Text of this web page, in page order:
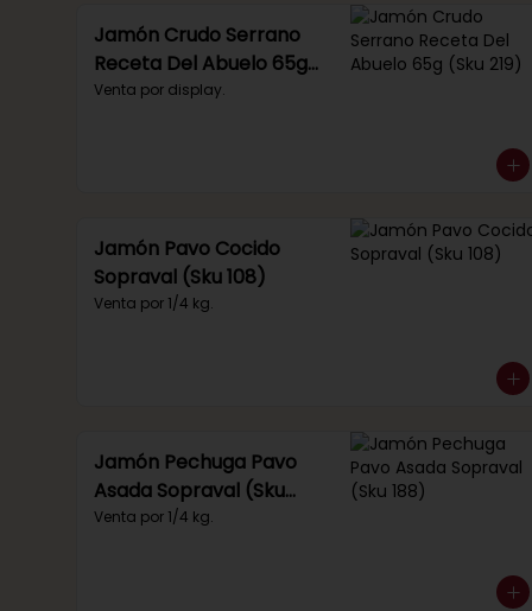
Jamón Crudo Serrano
Receta Del Abuelo 65g
(Sku 219)
Venta por display.
Jamón Pavo Cocido
Sopraval (Sku 108)
Venta por 1/4 kg.
Jamón Pechuga Pavo
Asada Sopraval (Sku
188)
Venta por 1/4 kg.